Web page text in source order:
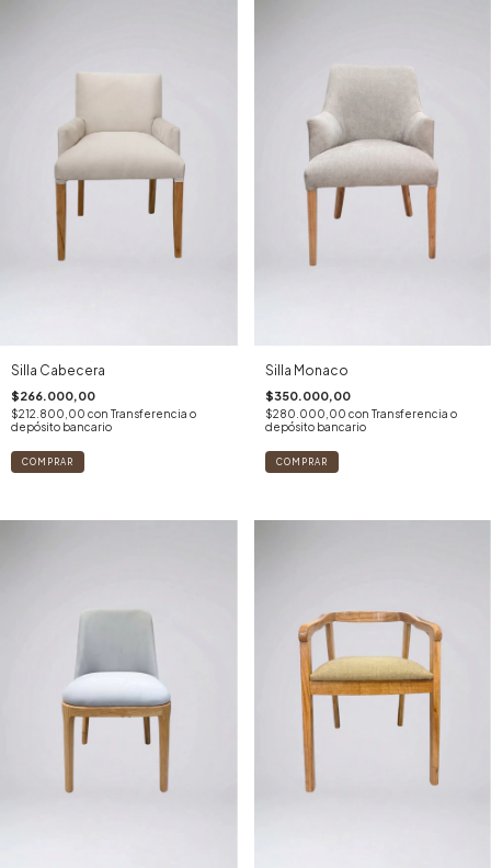
Silla Cabecera
$266.000,00
$212.800,00 con Transferencia o
depósito bancario
Silla Monaco
$350.000,00
$280.000,00 con Transferencia o
depósito bancario